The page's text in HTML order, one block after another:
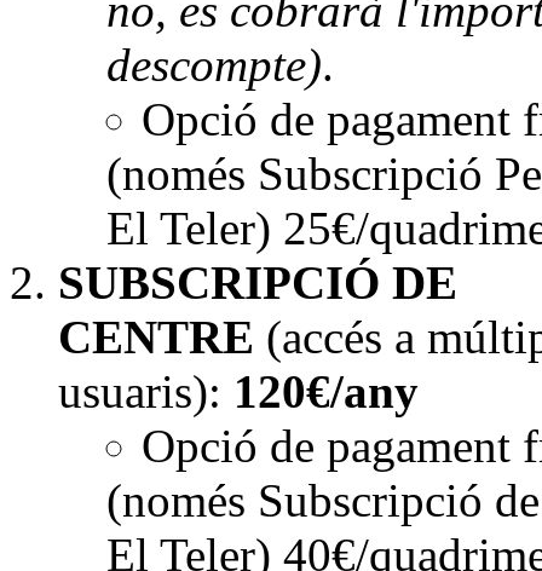
descompte).
Opció de pagament
(només Subscripció
El Teler) 25€/
SUBSCRIPCIÓ DE
CENTRE (accés a
usuaris): 120€/any
Opció de pagament
(només Subscripció
El Teler) 40€/